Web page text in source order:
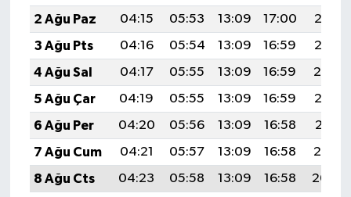
2 Ağu Paz
04:15 05:53 13:09 17:00
20:16
3 Ağu Pts
04:16 05:54 13:09 16:59
20:15
4 Ağu Sal
04:17 05:55 13:09 16:59
20:14
5 Ağu Çar
04:19 05:55 13:09 16:59
20:12
6 Ağu Per
04:20 05:56 13:09 16:58
20:11
7 Ağu Cum
04:21 05:57 13:09 16:58
20:10
8 Ağu Cts
04:23 05:58 13:09 16:58
20:09